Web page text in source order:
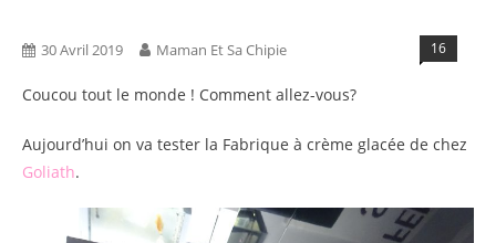
30 Avril 2019 Maman Et Sa Chipie 16
Coucou tout le monde ! Comment allez-vous?
Aujourd’hui on va tester la Fabrique à crème glacée de chez
Goliath.